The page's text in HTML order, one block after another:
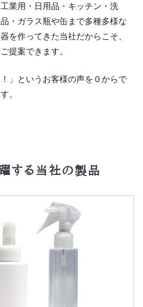
業用・日用品・キッチン・洗
・ガラス瓶や缶まで多種多様な
を作ってきた当社だからこそ、
提案できます。
」というお客様の声を０からで
。
する当社の製品